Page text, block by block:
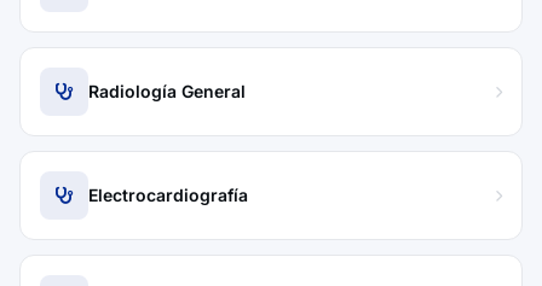
Radiología General
Electrocardiografía